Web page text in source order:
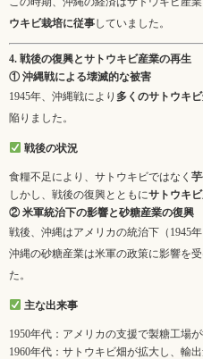
ウキビ栽培に従事していました。
4. 戦後の復興とサトウキビ産業の再生
① 沖縄戦による壊滅的な被害
1945年、沖縄戦により 多くのサトウキ
陥りました。
戦後の状況
食糧不足により、サトウキビではなく
しかし、戦後の復興とともにサトウキ
② 米軍統治下の影響と砂糖産業の復興
戦後、沖縄はアメリカの統治下（1945
沖縄の砂糖産業は米軍の政策に影響を
た。
主な出来事
1950年代：アメリカの支援で製糖工場が
1960年代：サトウキビ畑が拡大し、輸出